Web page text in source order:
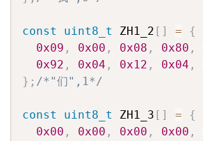
const uint8_t ZH1_2 [ ] =
{
0x09 , 0x00 , 0x08 , 0x80 ,
0x92 , 0x04 , 0x12 , 0x04 ,
} ; /*"们",1*/
const uint8_t ZH1_3 [ ] =
{
0x00 , 0x00 , 0x00 , 0x00 ,